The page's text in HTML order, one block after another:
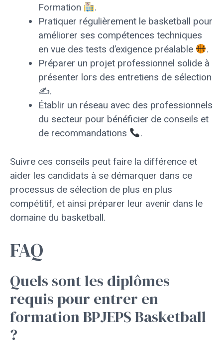
Formation
.
Pratiquer régulièrement le basketball pour
améliorer ses compétences techniques
en vue des tests d’exigence préalable
.
Préparer un projet professionnel solide à
présenter lors des entretiens de sélection
✍️.
Établir un réseau avec des professionnels
du secteur pour bénéficier de conseils et
de recommandations
.
Suivre ces conseils peut faire la différence et
aider les candidats à se démarquer dans ce
processus de sélection de plus en plus
compétitif, et ainsi préparer leur avenir dans le
domaine du basketball.
FAQ
Quels sont les diplômes
requis pour entrer en
formation BPJEPS Basketball
?